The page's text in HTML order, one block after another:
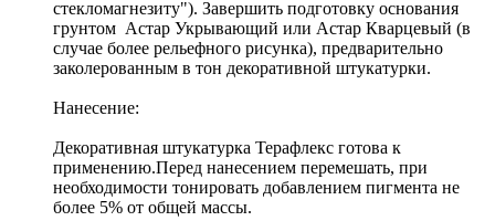
стекломагнезиту"). Завершить подготовку основания
грунтом Астар Укрывающий или Астар Кварцевый (в
случае более рельефного рисунка), предварительно
заколерованным в тон декоративной штукатурки.
Нанесение:
Декоративная штукатурка Терафлекс готова к
применению.Перед нанесением перемешать, при
необходимости тонировать добавлением пигмента не
более 5% от общей массы.